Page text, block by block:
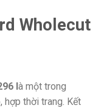
Wholecut
là một trong
hợp thời trang. Kết